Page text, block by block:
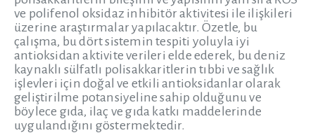
ve polifenol oksidaz inhibitör aktivitesi ile ilişkileri
üzerine araştırmalar yapılacaktır. Özetle, bu
çalışma, bu dört sistemin tespiti yoluyla iyi
antioksidan aktivite verileri elde ederek, bu deniz
kaynaklı sülfatlı polisakkaritlerin tıbbi ve sağlık
işlevleri için doğal ve etkili antioksidanlar olarak
geliştirilme potansiyeline sahip olduğunu ve
böylece gıda, ilaç ve gıda katkı maddelerinde
uygulandığını göstermektedir.